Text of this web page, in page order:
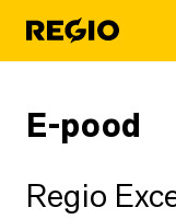
E-pood
Regio